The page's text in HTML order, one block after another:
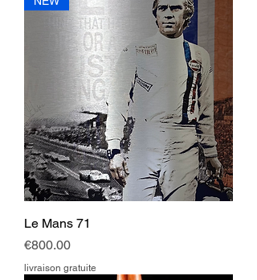
Le Mans 71
Price
€800.00
livraison gratuite